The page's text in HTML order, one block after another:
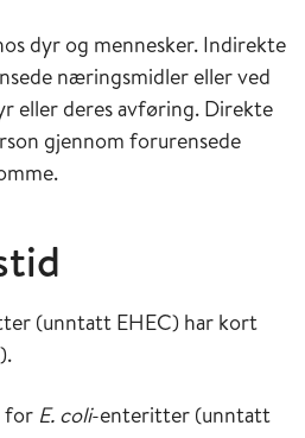
dyr og mennesker. Indirekte
næringsmidler eller ved
eller deres avføring. Direkte
gjennom forurensede
(unntatt EHEC) har kort
for E. coli-enteritter (unntatt